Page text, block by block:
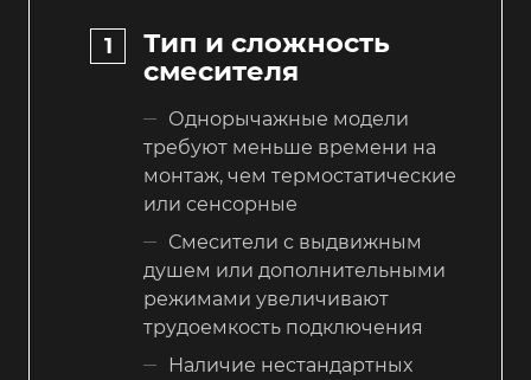
Тип и сложность
смесителя
Однорычажные модели
требуют меньше времени на
монтаж, чем термостатические
или сенсорные
Смесители с выдвижным
душем или дополнительными
режимами увеличивают
трудоемкость подключения
Наличие нестандартных